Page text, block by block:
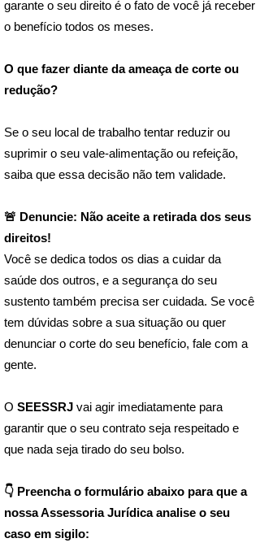
garante o seu direito é o fato de você já receber
o benefício todos os meses.
O que fazer diante da ameaça de corte ou
redução?
Se o seu local de trabalho tentar reduzir ou
suprimir o seu vale-alimentação ou refeição,
saiba que essa decisão não tem validade.
🚨 Denuncie: Não aceite a retirada dos seus
direitos!
Você se dedica todos os dias a cuidar da
saúde dos outros, e a segurança do seu
sustento também precisa ser cuidada. Se você
tem dúvidas sobre a sua situação ou quer
denunciar o corte do seu benefício, fale com a
gente.
O SEESSRJ vai agir imediatamente para
garantir que o seu contrato seja respeitado e
que nada seja tirado do seu bolso.
👇 Preencha o formulário abaixo para que a
nossa Assessoria Jurídica analise o seu
caso em sigilo: